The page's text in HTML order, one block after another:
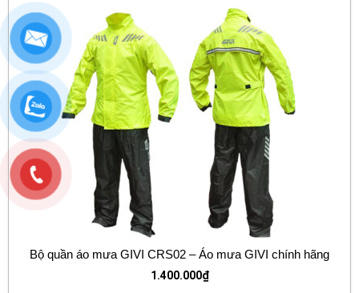
Bộ quần áo mưa GIVI CRS02 – Áo mưa GIVI chính hãng
1.400.000₫